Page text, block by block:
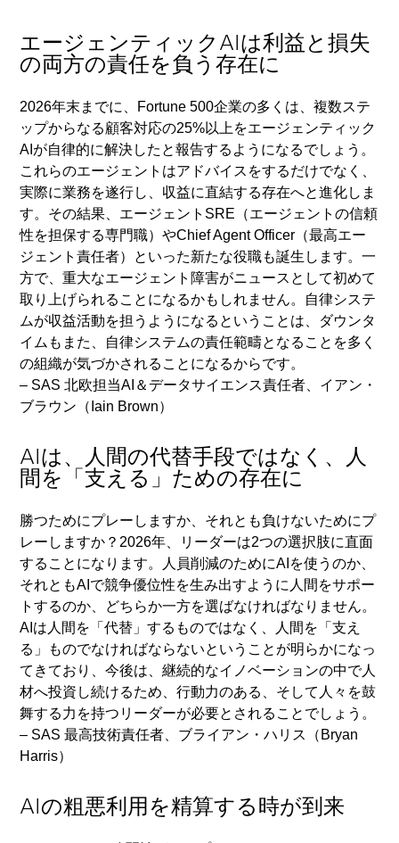
エージェンティックAIは利益と損失
の両方の責任を負う存在に
2026年末までに、Fortune 500企業の多くは、複数ステ
ップからなる顧客対応の25%以上をエージェンティック
AIが自律的に解決したと報告するようになるでしょう。
これらのエージェントはアドバイスをするだけでなく、
実際に業務を遂行し、収益に直結する存在へと進化しま
す。その結果、エージェントSRE（エージェントの信頼
性を担保する専門職）やChief Agent Officer（最高エー
ジェント責任者）といった新たな役職も誕生します。一
方で、重大なエージェント障害がニュースとして初めて
取り上げられることになるかもしれません。自律システ
ムが収益活動を担うようになるということは、ダウンタ
イムもまた、自律システムの責任範疇となることを多く
の組織が気づかされることになるからです。
– SAS 北欧担当AI＆データサイエンス責任者、イアン・
ブラウン（Iain Brown）
AIは、人間の代替手段ではなく、人
間を「支える」ための存在に
勝つためにプレーしますか、それとも負けないためにプ
レーしますか？2026年、リーダーは2つの選択肢に直面
することになります。人員削減のためにAIを使うのか、
それともAIで競争優位性を生み出すように人間をサポー
トするのか、どちらか一方を選ばなければなりません。
AIは人間を「代替」するものではなく、人間を「支え
る」ものでなければならないということが明らかになっ
てきており、今後は、継続的なイノベーションの中で人
材へ投資し続けるため、行動力のある、そして人々を鼓
舞する力を持つリーダーが必要とされることでしょう。
– SAS 最高技術責任者、ブライアン・ハリス（Bryan
Harris）
AIの粗悪利用を精算する時が到来